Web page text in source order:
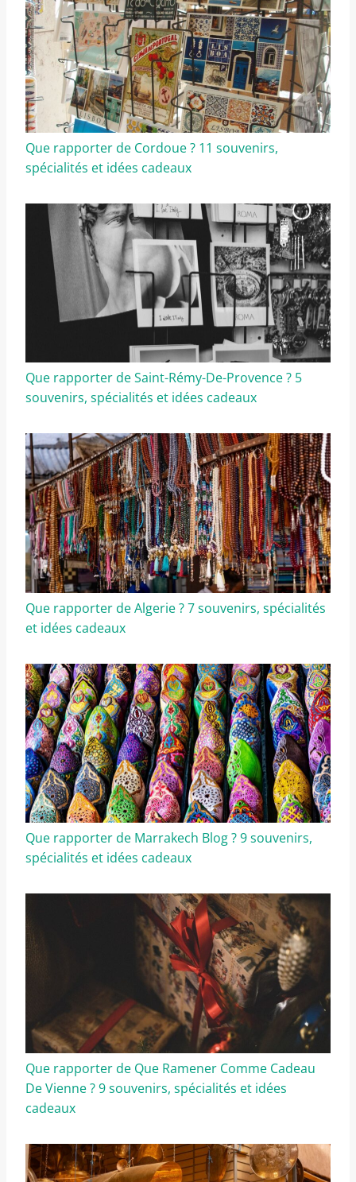
Que rapporter de Cordoue ? 11 souvenirs,
spécialités et idées cadeaux
Que rapporter de Saint-Rémy-De-Provence ? 5
souvenirs, spécialités et idées cadeaux
Que rapporter de Algerie ? 7 souvenirs, spécialités
et idées cadeaux
Que rapporter de Marrakech Blog ? 9 souvenirs,
spécialités et idées cadeaux
Que rapporter de Que Ramener Comme Cadeau
De Vienne ? 9 souvenirs, spécialités et idées
cadeaux